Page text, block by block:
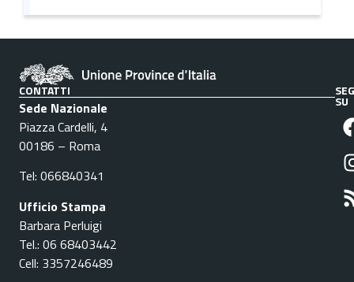
CONTATTI
Sede Nazionale
Piazza Cardelli, 4
00186 – Roma
Tel: 066840341
Ufficio Stampa
Barbara Perluigi
Tel.: 06 68403442
Cell: 3357246489
SU